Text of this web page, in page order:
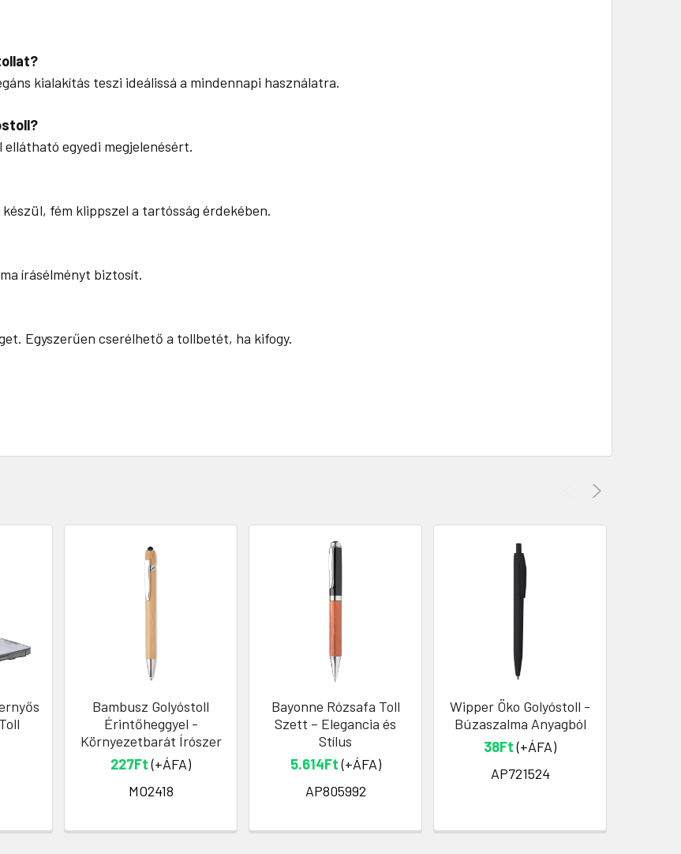
kialakítás teszi ideálissá a mindennapi használatra.
egyedi megjelenésért.
fém klippszel a tartósság érdekében.
írásélményt biztosít.
Egyszerűen cserélhető a tollbetét, ha kifogy.
Bambusz Golyóstoll
Érintőheggyel -
Környezetbarát Írószer
227Ft(+ÁFA)
MO2418
Bayonne Rózsafa Toll
Szett – Elegancia és
Stílus
5.614Ft(+ÁFA)
AP805992
Wipper Öko Golyóstoll -
Búzaszalma Anyagból
38Ft(+ÁFA)
AP721524